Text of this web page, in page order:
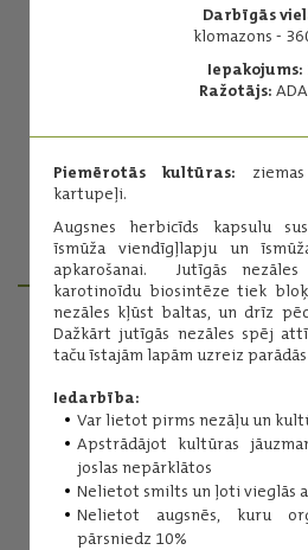
Darbīgās
klomazons -
Iepakojums:
Ražotājs:
Piemērotās kultūras:
kartupeļi.
Augsnes herbicīds kapsulu
īsmūža viendīgļlapju un
apkarošanai. Jutīgās
karotinoīdu biosintēze tiek
nezāles kļūst baltas, un drīz
Dažkārt jutīgās nezāles spēj
taču īstajām lapām uzreiz
Iedarbība:
Var lietot pirms nezāļu un
Apstrādājot kultūras
joslas nepārklātos
Nelietot smilts un ļoti vieglās
Nelietot augsnēs, kuru
pārsniedz 10%
Agil 100
Herbicīds īsmūža un
Darbīgās
Iepakojums:
Ražotājs:
Lasīt vairāk
PRODUKTU